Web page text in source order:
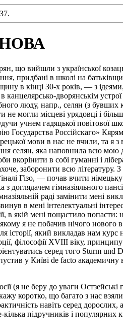
що вийшли з української
придбані в школі на
в кінці 30-х років, — з
дворянськім
люду, напр., селян (з бувших
могли місцеві урядовці і
учнем гадяцької повітової
Государства Россійскаго»
мови в нас не вчили, та я
селян, яка наповнила всю
в собі гуманні і
заборонити всю літературу.
Гізо, — почав вчити
доглядачем гімназіяльного
раді замінити мені
в мені інтелектуальні
в якій мені пощастило попасти:
я не побачив нічого нового в
який викладав нам курс
філософії XVIII віку, принципу
серед того Sturm und
у Київі de facto
(я не беру до уваги Остзейські
коротко, що багато з нас
навіть серед дорослих,
підручників і популярних